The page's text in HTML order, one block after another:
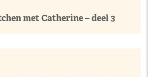
met Catherine – deel 3